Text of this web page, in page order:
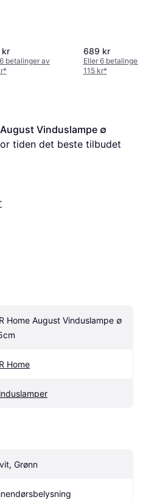
betalinger av
*
689 kr
Eller 6 betalinger
115 kr*
August Vinduslampe ∅
tiden det beste tilbudet
Home August Vinduslampe ∅
Home
Grønn